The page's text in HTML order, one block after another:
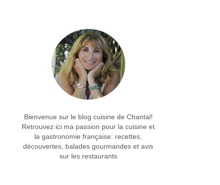
Bienvenue sur le blog cuisine de Chantal!
Retrouvez ici ma passion pour la cuisine et
la gastronomie française: recettes,
découvertes, balades gourmandes et avis
sur les restaurants